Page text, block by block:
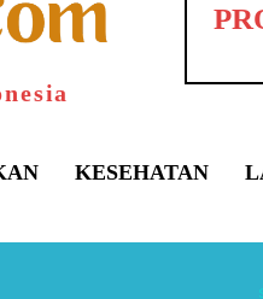
KESEHATAN